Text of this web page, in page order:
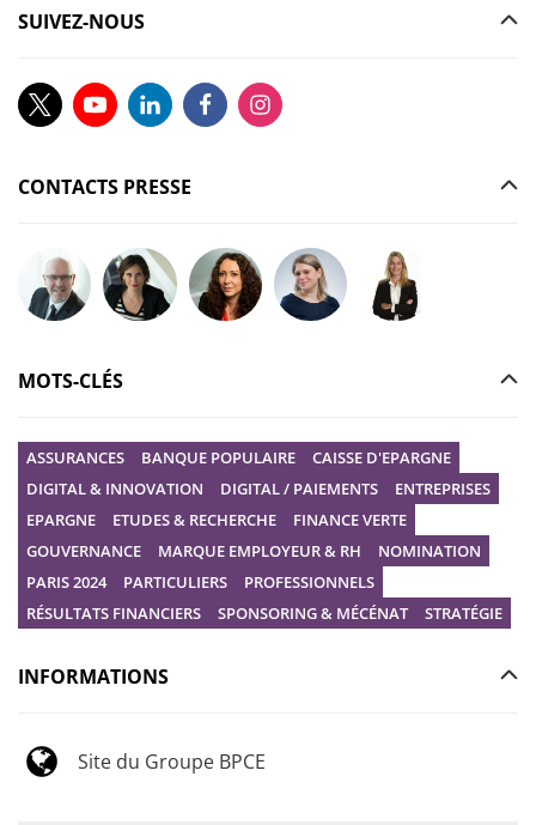
SUIVEZ-NOUS
CONTACTS PRESSE
Poser votre question à Christophe GILBERT
Poser votre question à Fanny KERECKI
Poser votre question à Mélissa
Poser votre question à Marine
Poser votre question
MOTS-CLÉS
ASSURANCES BANQUE POPULAIRE
CAISSE D'EPARGNE
DIGITAL & INNOVATION
DIGITAL / PAIEMENTS
ENTREPRISES
EPARGNE
ETUDES & RECHERCHE
FINANCE VERTE
GOUVERNANCE
MARQUE EMPLOYEUR & RH
NOMINATION
PARIS 2024
PARTICULIERS
PROFESSIONNELS
RÉSULTATS FINANCIERS
SPONSORING & MÉCÉNAT STRATÉGIE
INFORMATIONS
Site du Groupe BPCE